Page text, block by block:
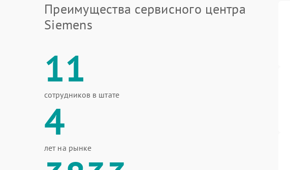
Преимущества сервисного центра
Siemens
11
сотрудников в штате
4
лет на рынке